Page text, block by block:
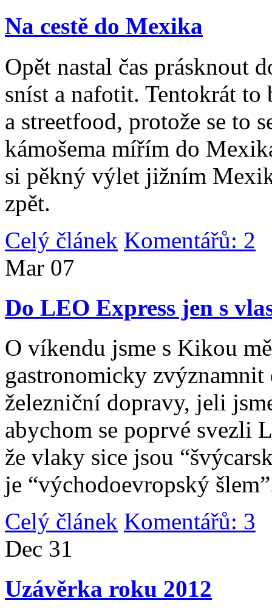
Na cestě do Mexika
Opět nastal čas prásknout
sníst a nafotit. Tentokrát
a streetfood, protože se to
kámošema mířím do
si pěkný výlet jižním
zpět.
Celý článek Komentářů: 2
Mar 07
Do LEO Express jen s
O víkendu jsme s Kikou
gastronomicky
železniční dopravy, jeli
abychom se poprvé svezli
že vlaky sice jsou
je “východoevropský
Celý článek Komentářů: 3
Dec 31
Uzávěrka roku 2012